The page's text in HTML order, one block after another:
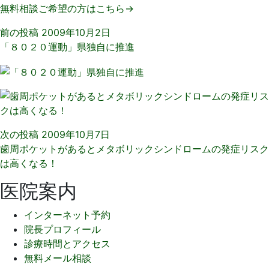
無料相談ご希望の方はこちら→
前の投稿 2009年10月2日
「８０２０運動」県独自に推進
次の投稿 2009年10月7日
歯周ポケットがあるとメタボリックシンドロームの発症リスク
は高くなる！
医院案内
インターネット予約
院長プロフィール
診療時間とアクセス
無料メール相談